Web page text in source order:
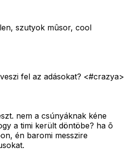
szutyok mûsor, cool
fel az adásokat? <#crazya>
nem a csúnyáknak kéne
a timi került döntöbe? ha õ
én baromi messzire